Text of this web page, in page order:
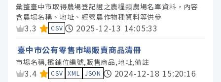
彙整臺中市取得農場登記證之農糧類農場名單資料，內容
含農場名稱、地址、經營農作物種資料等供參
資料集評分：
3.3 CSV
2025-12-13 14:05:33
臺中市公有零售市場販賣商品清冊
市場名稱,攤鋪位編號,販售商品,地址,備註
資料集評分：
3.4 CSV XML JSON
2024-12-18 15:20:16